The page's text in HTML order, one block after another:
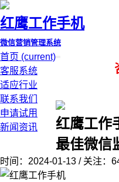
红鹰工作手机
微信营销管理系统
首页 (current)
客服系统
适应行业
联系我们
申请试用
新闻资讯
红鹰工作
最佳微信
时间：2024-01-13 / 关注：